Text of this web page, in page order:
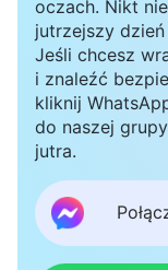
oczach. Nikt
jutrzejszy
Jeśli chcesz
i znaleźć
kliknij
do naszej
jutra.